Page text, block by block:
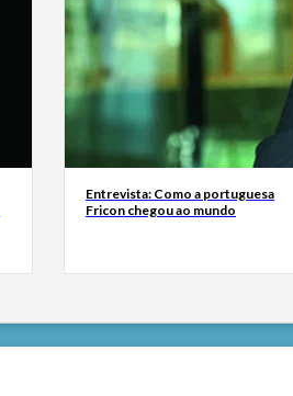
Entrevista: Como a portuguesa
Fricon chegou ao mundo